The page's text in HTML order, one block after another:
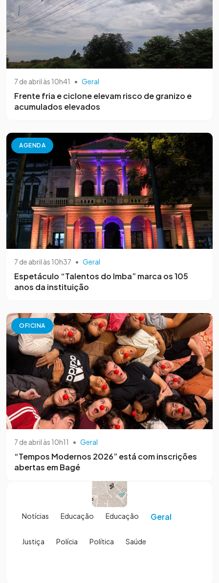
7 de abril às 10h41 • Geral
Frente fria e ciclone elevam risco de granizo e
acumulados elevados
AGENDA
7 de abril às 10h37 • Geral
Espetáculo “Talentos do Imba” marca os 105
anos da instituição
OFICINA
7 de abril às 10h11 • Geral
“Tempos Modernos 2026” está com inscrições
abertas em Bagé
Notícias Educação Educação Geral
Justiça Polícia Política Saúde